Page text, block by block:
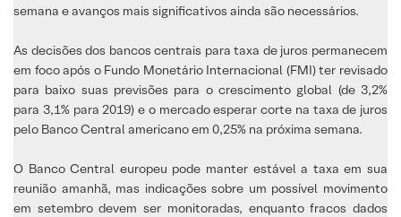
semana e avanços mais significativos ainda são necessários.
As decisões dos bancos centrais para taxa de juros permanecem
em foco após o Fundo Monetário Internacional (FMI) ter revisado
para baixo suas previsões para o crescimento global (de 3,2%
para 3,1% para 2019) e o mercado esperar corte na taxa de juros
pelo Banco Central americano em 0,25% na próxima semana.
O Banco Central europeu pode manter estável a taxa em sua
reunião amanhã, mas indicações sobre um possível movimento
em setembro devem ser monitoradas, enquanto fracos dados